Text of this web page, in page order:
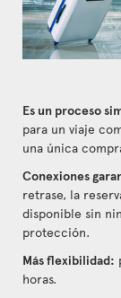
Es un proceso
para un viaje
una única
Conexiones
retrase, la
disponible sin
protección.
Más flexibilidad:
horas.